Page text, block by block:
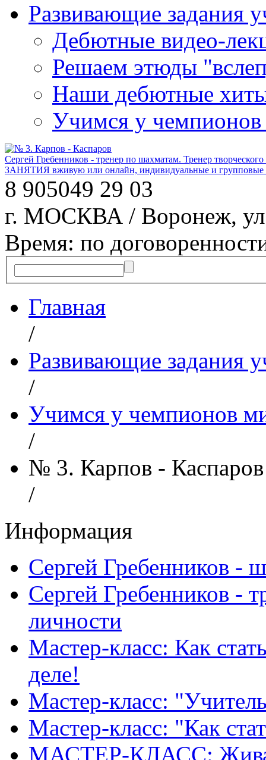
Развивающие задания
Дебютные видео-
Решаем этюды
Наши дебютные
Учимся у
Сергей Гребенников - тренер по шахматам. Тренер
ЗАНЯТИЯ вживую или онлайн, индивидуальные и групповые
8 905049 29 03
г. МОСКВА / Воронеж,
Время: по
Главная
/
Развивающие задания
/
Учимся у чемпионов
/
№ 3. Карпов - Каспаров
/
Информация
Сергей Гребенников -
Сергей Гребенников -
личности
Мастер-класс: Как
деле!
Мастер-класс:
Мастер-класс: "Как
МАСТЕР-КЛАСС: Живая